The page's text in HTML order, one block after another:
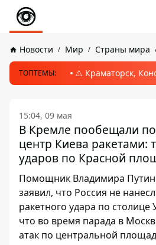
Новости Мир Страны мира
ТОПТЕМЫ: ⚠️ Краматорск,
15:04, 09 мая
В Кремле пообещали
центр Киева ракетами:
ударов по Красной
Помощник Владимира
заявил, что Россия не
ракетного удара по столице
что во время парада в
атак по центральной